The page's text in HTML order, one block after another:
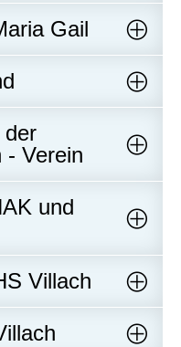
Gail
der
- Verein
und
Villach